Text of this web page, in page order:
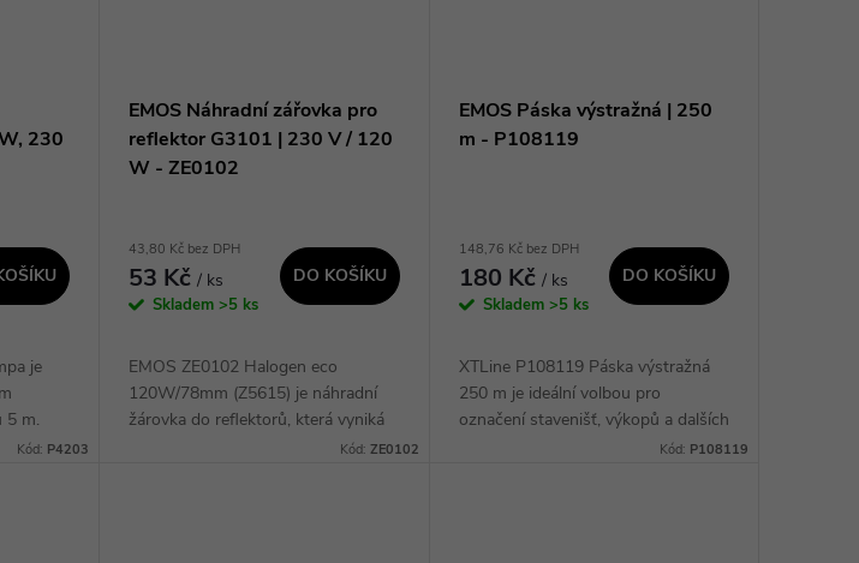
230
je
5 m.
Kód: P4203
EMOS Náhradní zářovka pro
reflektor G3101 | 230 V / 120
W - ZE0102
43,80 Kč bez DPH
53 Kč/ ks
Skladem>5 ks
DO KOŠÍKU
EMOS ZE0102 Halogen eco
120W/78mm (Z5615) je náhradní
žárovka do reflektorů, která vyniká
svou větší životností a úsporou
Kód: ZE0102
EMOS Páska výstražná | 250
m - P108119
148,76 Kč bez DPH
180 Kč / ks
Skladem >5 ks
DO KOŠÍKU
XTLine P108119 Páska výstražná
250 m je ideální volbou pro
označení stavenišť, výkopů a dalších
nebezpečných oblastí. Tato páska s
Kód: P108119